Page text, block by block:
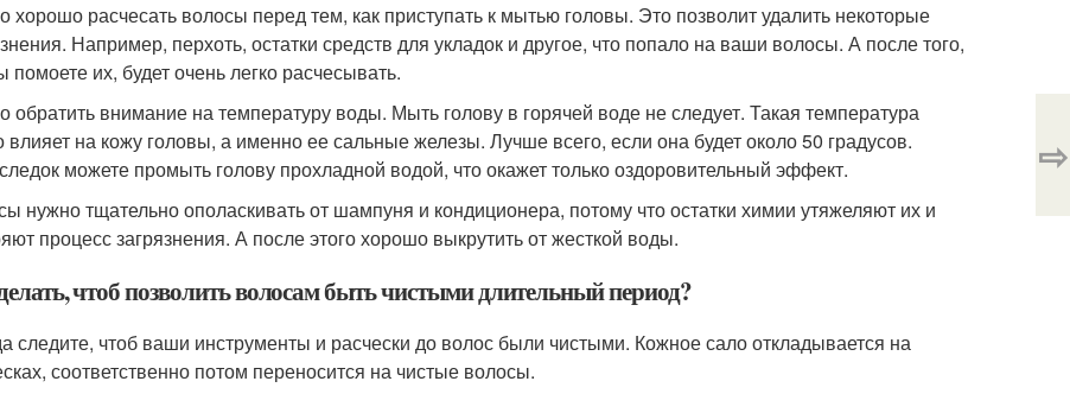
хорошо расчесать волосы перед тем, как приступать к мытью головы. Это позволит удалить некоторые
Например, перхоть, остатки средств для укладок и другое, что попало на ваши волосы. А после того,
помоете их, будет очень легко расчесывать.
обратить внимание на температуру воды. Мыть голову в горячей воде не следует. Такая температура
влияет на кожу головы, а именно ее сальные железы. Лучше всего, если она будет около 50 градусов.
можете промыть голову прохладной водой, что окажет только оздоровительный эффект.
нужно тщательно ополаскивать от шампуня и кондиционера, потому что остатки химии утяжеляют их и
процесс загрязнения. А после этого хорошо выкрутить от жесткой воды.
чтоб позволить волосам быть чистыми длительный период?
следите, чтоб ваши инструменты и расчески до волос были чистыми. Кожное сало откладывается на
соответственно потом переносится на чистые волосы.
⇨